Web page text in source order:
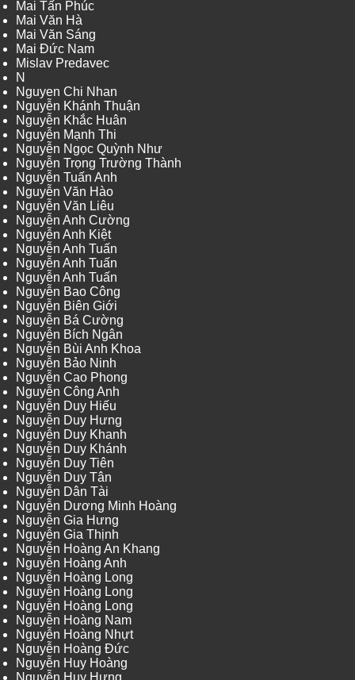
Mai Tấn Phúc
Mai Văn Hà
Mai Văn Sáng
Mai Đức Nam
Mislav Predavec
N
Nguyen Chi Nhan
Nguyễn Khánh Thuận
Nguyễn Khắc Huân
Nguyễn Mạnh Thi
Nguyễn Ngọc Quỳnh Như
Nguyễn Trọng Trường Thành
Nguyễn Tuấn Anh
Nguyễn Văn Hào
Nguyễn Văn Liêu
Nguyễn Anh Cường
Nguyễn Anh Kiệt
Nguyễn Anh Tuấn
Nguyễn Anh Tuấn
Nguyễn Anh Tuấn
Nguyễn Bao Công
Nguyễn Biên Giới
Nguyễn Bá Cường
Nguyễn Bích Ngân
Nguyễn Bùi Anh Khoa
Nguyễn Bảo Ninh
Nguyễn Cao Phong
Nguyễn Công Anh
Nguyễn Duy Hiếu
Nguyễn Duy Hưng
Nguyễn Duy Khanh
Nguyễn Duy Khánh
Nguyễn Duy Tiên
Nguyễn Duy Tân
Nguyễn Dân Tài
Nguyễn Dương Minh Hoàng
Nguyễn Gia Hưng
Nguyễn Gia Thịnh
Nguyễn Hoàng An Khang
Nguyễn Hoàng Anh
Nguyễn Hoàng Long
Nguyễn Hoàng Long
Nguyễn Hoàng Long
Nguyễn Hoàng Nam
Nguyễn Hoàng Nhựt
Nguyễn Hoàng Đức
Nguyễn Huy Hoàng
Nguyễn Huy Hưng